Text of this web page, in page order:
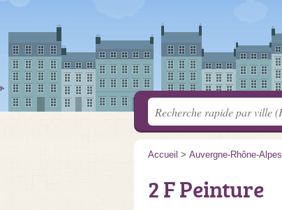
Accueil > Auvergne-Rhône-Alpes
2 F Peinture